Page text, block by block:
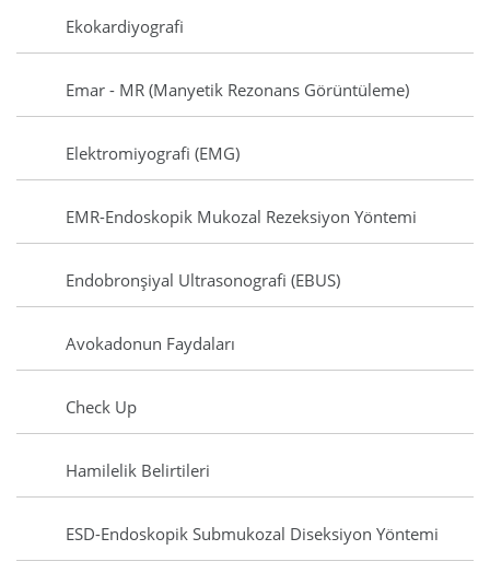
Ekokardiyografi
Emar - MR (Manyetik Rezonans Görüntüleme)
Elektromiyografi (EMG)
EMR-Endoskopik Mukozal Rezeksiyon Yöntemi
Endobronşiyal Ultrasonografi (EBUS)
Avokadonun Faydaları
Check Up
Hamilelik Belirtileri
ESD-Endoskopik Submukozal Diseksiyon Yöntemi